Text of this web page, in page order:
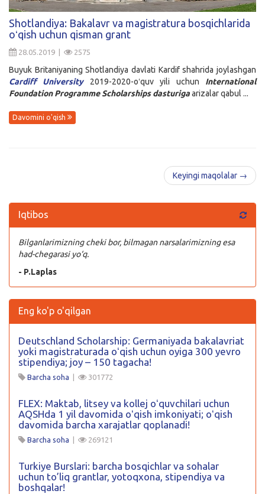
Kirish
Shotlandiya: Bakalavr va magistratura bosqichlarida
oʻqish uchun qisman grant
28.05.2019 | 2575
Buyuk Britaniyaning Shotlandiya davlati Kardif shahrida joylashgan
Cardiff University2019-2020-oʻquv yili uchun International
Foundation Programme Scholarshipsdasturigaarizalar qabul ...
Davomini o'qish
Keyingi maqolalar →
Iqtibos
Bilganlarimizning cheki bor, bilmagan narsalarimizning esa
had-chegarasi yo‘q.
- P.Laplas
Eng ko'p o'qilgan
Deutschland Scholarship: Germaniyada bakalavriat
yoki magistraturada oʻqish uchun oyiga 300 yevro
stipendiya; joy – 150 tagacha!
Barcha soha 301772
FLEX: Maktab, litsey va kollej oʻquvchilari uchun
AQSHda 1 yil davomida oʻqish imkoniyati; oʻqish
davomida barcha xarajatlar qoplanadi!
Barcha soha 269121
Turkiye Burslari: barcha bosqichlar va sohalar
uchun to’liq grantlar, yotoqxona, stipendiya va
boshqalar!